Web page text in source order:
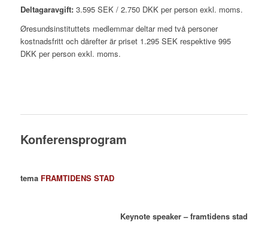
Deltagaravgift:3.595 SEK / 2.750 DKK per person exkl. moms.
Øresundsinstituttets medlemmar deltar med två personer
kostnadsfritt och därefter är priset 1.295 SEK respektive 995
DKK per person exkl. moms.
Konferensprogram
tema FRAMTIDENS STAD
Keynote speaker – framtidens stad